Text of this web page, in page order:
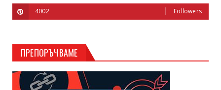
4002 Followers
ПРЕПОРЪЧВАМЕ